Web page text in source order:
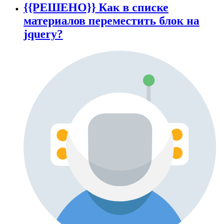
{{РЕШЕНО}} Как в списке
материалов переместить блок на
jquery?